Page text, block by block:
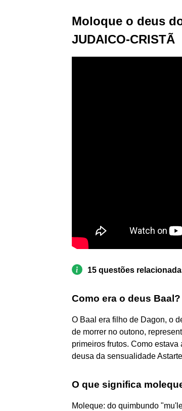
Moloque o deus
JUDAICO-CRISTÃ
15 questões
Como era o deus Baal?
O Baal era filho de Dagon, o
de morrer no outono,
primeiros frutos. Como
deusa da sensualidade
O que significa
Moleque: do quimbundo